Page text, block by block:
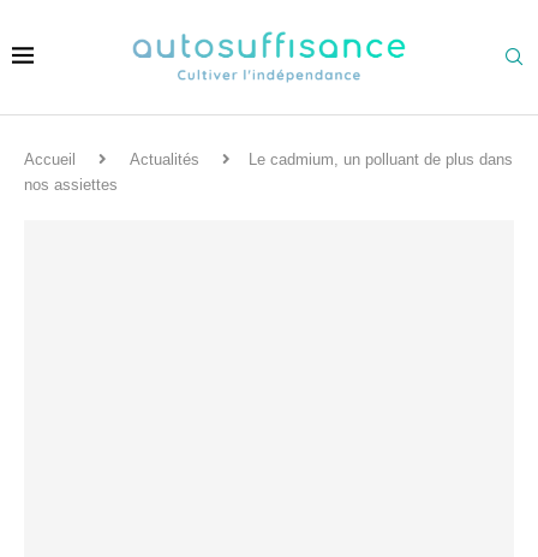
Accueil Actualités
Le cadmium, un polluant de plus dans
nos assiettes